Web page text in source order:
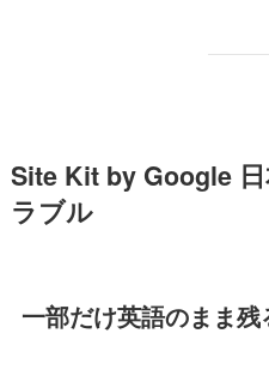
Site Kit by Google
ラブル
一部だけ英語のまま残